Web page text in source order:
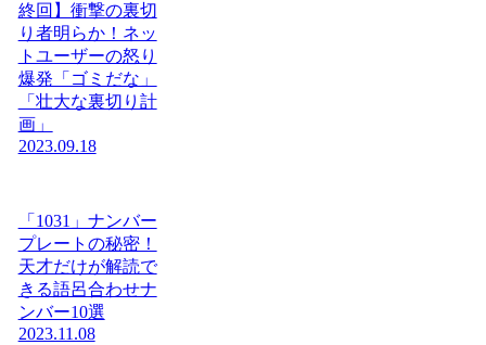
終回】衝撃の裏切
り者明らか！ネッ
トユーザーの怒り
爆発「ゴミだな」
「壮大な裏切り計
画」
2023.09.18
「1031」ナンバー
プレートの秘密！
天才だけが解読で
きる語呂合わせナ
ンバー10選
2023.11.08